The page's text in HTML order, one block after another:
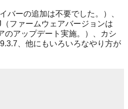
バーの追加は不要でした。）、
ファームウェアバージョンは
のアップデート実施。）、カシ
、他にもいろいろなやり方が